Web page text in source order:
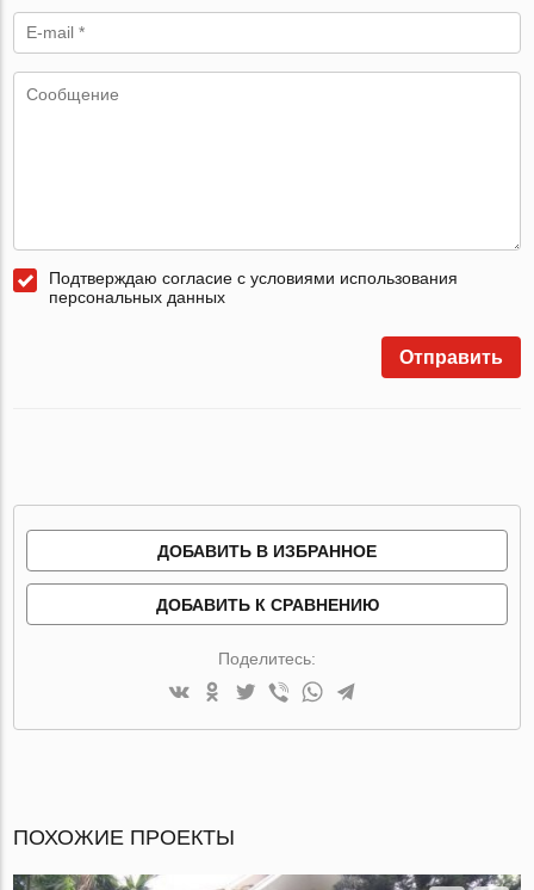
Подтверждаю согласие с условиями использования
персональных данных
Отправить
ДОБАВИТЬ В ИЗБРАННОЕ
ДОБАВИТЬ К СРАВНЕНИЮ
Поделитесь:
ПОХОЖИЕ ПРОЕКТЫ